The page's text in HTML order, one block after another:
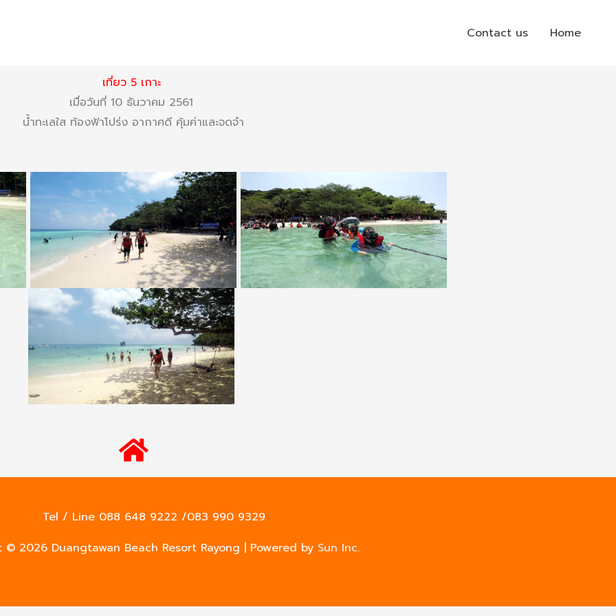
Contact us Home
เที่ยว 5 เกาะ
เมื่อวันที่ 10 ธันวาคม 2561
น้ำทะเลใส ท้องฟ้าโปร่ง อากาศดี คุ้มค่าและจดจำ
Tel / Line 088 648 9222 /083 990 9329
© 2026 Duangtawan Beach Resort Rayong | Powered by Sun Inc.